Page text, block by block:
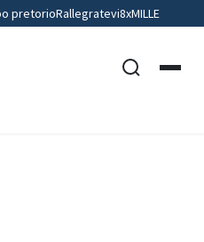
pretorioRallegratevi8xMILLE